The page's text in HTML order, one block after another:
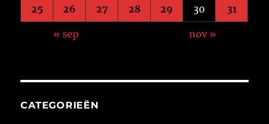
25 26 27 28 29 30 31
« sep nov »
CATEGORIEËN